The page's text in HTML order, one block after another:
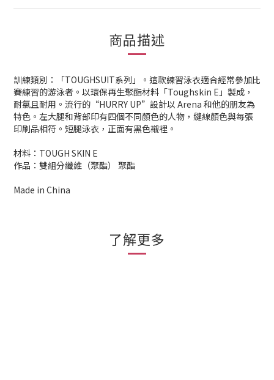
商品描述
訓練類別：「TOUGHSUIT系列」。這款練習泳衣適合經常參加比
賽練習的游泳者。以環保再生聚酯材料「Toughskin E」製成，
耐氯且耐用。流行的“HURRY UP”設計以 Arena 和他的朋友為
特色。左大腿和背部印有四個不同顏色的人物，縫線顏色與每張
印刷品相符。短腿泳衣，正面有黑色襯裡。
材料：TOUGH SKIN E
作品：雙組分纖維（聚酯） 聚酯
Made in China
了解更多